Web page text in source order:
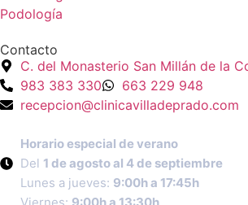
Podología
Contacto
C. del Monasterio San Millán de la
983 383 330
663 229 948
recepcion@clinicavilladeprado.com
Horario especial de verano
Del 1 de agosto al 4 de septiembre
Lunes a jueves: 9:00h a 17:45h